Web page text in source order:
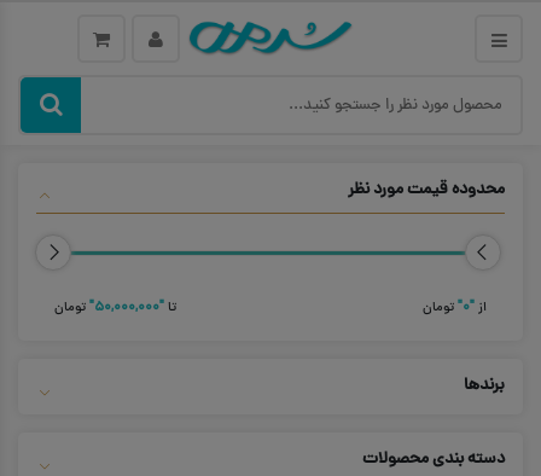
محدوده قیمت مورد نظر
از"۰" تومان تا"۵۰,۰۰۰,۰۰۰" تومان
برندها
دسته بندی محصولات